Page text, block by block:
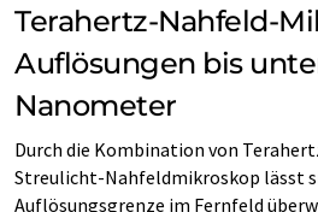
Terahertz-Nahfeld-
Auflösungen bis
Nanometer
Durch die Kombination von
Streulicht-Nahfeldmikroskop lässt
Auflösungsgrenze im Fernfeld